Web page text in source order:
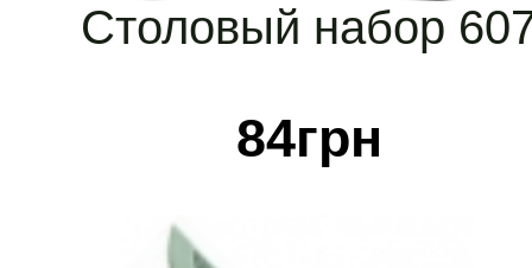
84грн
Столовый набор